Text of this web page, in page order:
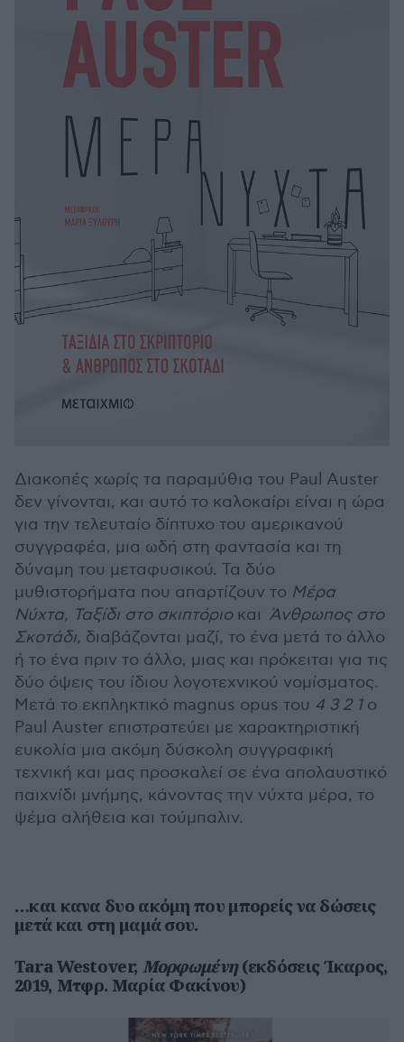
Διακοπές χωρίς τα παραμύθια του Paul Auster
δεν γίνονται, και αυτό το καλοκαίρι είναι η ώρα
για την τελευταίο δίπτυχο του αμερικανού
συγγραφέα, μια ωδή στη φαντασία και τη
δύναμη του μεταφυσικού. Τα δύο
μυθιστορήματα που απαρτίζουν το Μέρα
Νύχτα, Ταξίδι στο σκιπτόριο και Άνθρωπος στο
Σκοτάδι, διαβάζονται μαζί, το ένα μετά το άλλο
ή το ένα πριν το άλλο, μιας και πρόκειται για τις
δύο όψεις του ίδιου λογοτεχνικού νομίσματος.
Μετά το εκπληκτικό magnus opus του 4 3 2 1 ο
Paul Auster επιστρατεύει με χαρακτηριστική
ευκολία μια ακόμη δύσκολη συγγραφική
τεχνική και μας προσκαλεί σε ένα απολαυστικό
παιχνίδι μνήμης, κάνοντας την νύχτα μέρα, το
ψέμα αλήθεια και τούμπαλιν.
…και κανα δυο ακόμη που μπορείς να δώσεις
μετά και στη μαμά σου.
Tara Westover, Μορφωμένη(εκδόσεις Ίκαρος,
2019, Μτφρ. Μαρία Φακίνου)